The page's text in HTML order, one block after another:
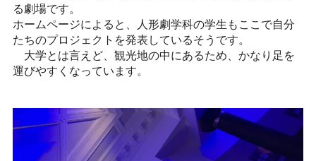
る劇場です。
ホームページによると、人形劇学科の学生もここで自分
たちのプロジェクトを発表しているそうです。
大学とは言えど、観光地の中にあるため、かなり足を
運びやすくなっています。